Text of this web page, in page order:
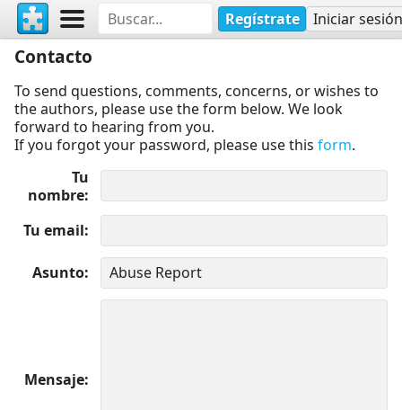
Regístrate Iniciar sesión
Contacto
To send questions, comments, concerns, or wishes to
the authors, please use the form below. We look
forward to hearing from you.
If you forgot your password, please use this form.
Tu
nombre
Tu email
Asunto
Mensaje